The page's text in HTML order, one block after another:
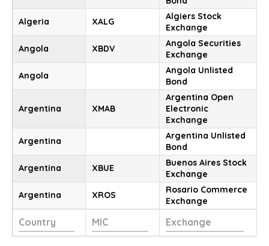
Algeria
XALG
Algiers Stock
Exchange
Angola
XBDV
Angola Securities
Exchange
Angola
Angola Unlisted
Bond
Argentina XMAB
Argentina Open
Electronic
Exchange
Argentina
Argentina Unlisted
Bond
Argentina
XBUE
Buenos Aires Stock
Exchange
Argentina
XROS
Rosario Commerce
Exchange